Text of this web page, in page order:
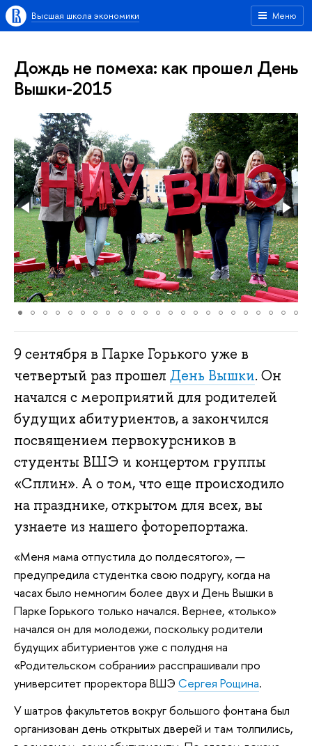
Меню
Высшая школа экономики
Дождь не помеха: как прошел День
Вышки-2015
9 сентября в Парке Горького уже в
четвертый раз прошел День Вышки. Он
начался с мероприятий для родителей
будущих абитуриентов, а закончился
посвящением первокурсников в
студенты ВШЭ и концертом группы
«Сплин». А о том, что еще происходило
на празднике, открытом для всех, вы
узнаете из нашего фоторепортажа.
«Меня мама отпустила до полдесятого», —
предупредила студентка свою подругу, когда на
часах было немногим более двух и День Вышки в
Парке Горького только начался. Вернее, «только»
начался он для молодежи, поскольку родители
будущих абитуриентов уже с полудня на
«Родительском собрании» расспрашивали про
университет проректора ВШЭ Сергея Рощина.
У шатров факультетов вокруг большого фонтана был
организован день открытых дверей и там толпились,